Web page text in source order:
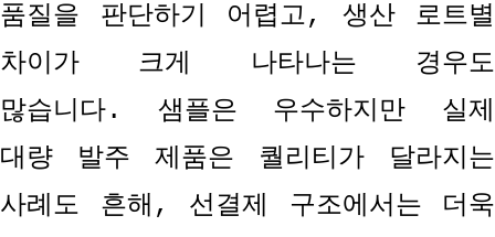
품질을 판단하기 어렵고, 생산 로트별
차이가 크게 나타나는 경우도
많습니다. 샘플은 우수하지만 실제
대량 발주 제품은 퀄리티가 달라지는
사례도 흔해 , 선결제 구조에서는 더욱